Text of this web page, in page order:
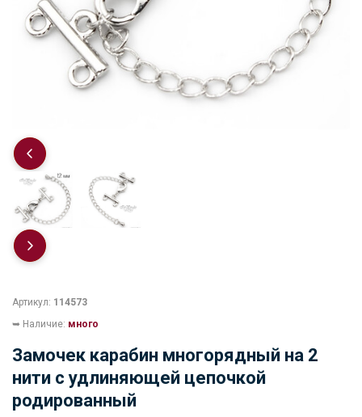
Артикул: 114573
➥ Наличие: много
Замочек карабин многорядный на 2
нити с удлиняющей цепочкой
родированный